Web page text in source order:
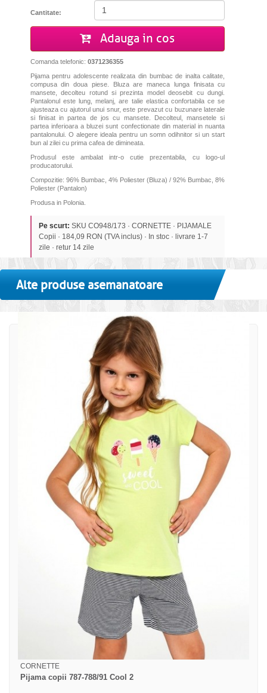
Cantitate:
Adauga in cos
Comanda telefonic: 0371236355
Pijama pentru adolescente realizata din bumbac de inalta calitate,
compusa din doua piese. Bluza are maneca lunga finisata cu
mansete, decolteu rotund si prezinta model deosebit cu dungi.
Pantalonul este lung, melanj, are talie elastica confortabila ce se
ajusteaza cu ajutorul unui snur, este prevazut cu buzunare laterale
si finisat in partea de jos cu mansete. Decolteul, mansetele si
partea inferioara a bluzei sunt confectionate din material in nuanta
pantalonului. O alegere ideala pentru un somn odihnitor si un start
bun al zilei cu prima cafea de dimineata.
Produsul este ambalat intr-o cutie prezentabila, cu logo-ul
producatorului.
Compozitie: 96% Bumbac, 4% Poliester (Bluza) /92% Bumbac, 8%
Poliester (Pantalon)
Produsa in Polonia.
Pe scurt: SKU CO948/173 · CORNETTE · PIJAMALE
Copii · 184,09 RON (TVA inclus) · In stoc · livrare 1-7
zile · retur 14 zile
Alte produse asemanatoare
CORNETTE
Pijama copii 787-788/91 Cool 2